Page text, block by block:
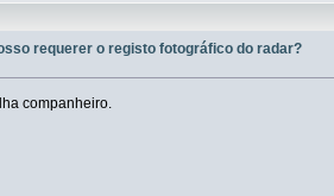
requerer o registo fotográfico do radar?
companheiro.